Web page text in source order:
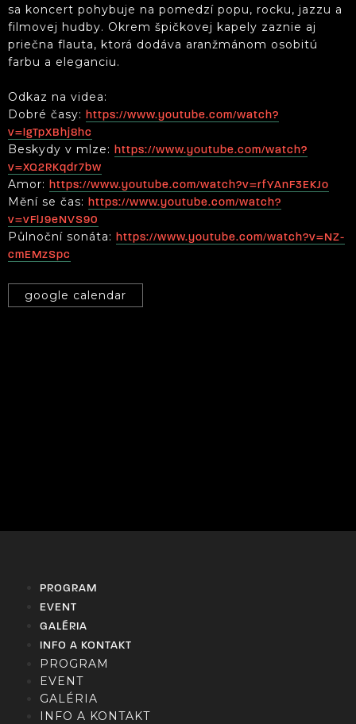
sa koncert pohybuje na pomedzí popu, rocku, jazzu a
filmovej hudby. Okrem špičkovej kapely zaznie aj
priečna flauta, ktorá dodáva aranžmánom osobitú
farbu a eleganciu.
Odkaz na videa:
Dobré časy: https://www.youtube.com/watch?
v=lgTpXBhj8hc
Beskydy v mlze: https://www.youtube.com/watch?
v=XQ2RKqdr7bw
Amor: https://www.youtube.com/watch?v=rfYAnF3EKJo
Mění se čas: https://www.youtube.com/watch?
v=vFlJ9eNVS90
Půlnoční sonáta: https://www.youtube.com/watch?v=NZ-
cmEMzSpc
google calendar
PROGRAM
EVENT
GALÉRIA
INFO A KONTAKT
PROGRAM
EVENT
GALÉRIA
INFO A KONTAKT